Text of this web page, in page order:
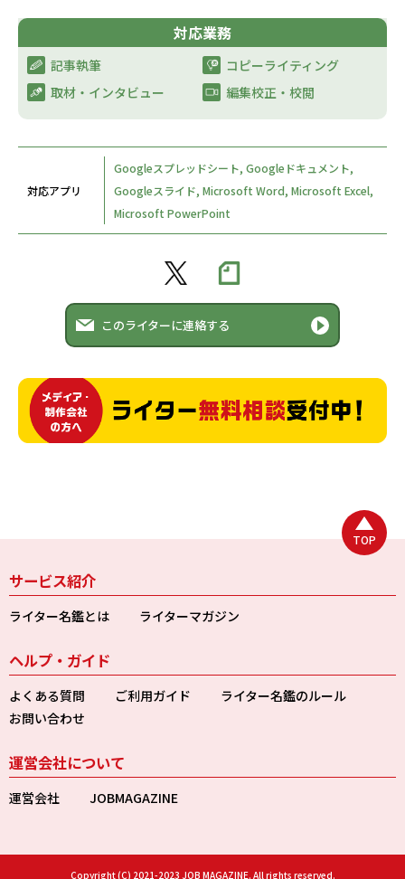
対応業務
記事執筆
コピーライティング
取材・インタビュー​
編集校正・校閲
対応アプリ
Googleスプレッドシート, Googleドキュメント,
Googleスライド, Microsoft Word, Microsoft Excel,
Microsoft PowerPoint
このライターに連絡する
TOP
サービス紹介
ライター名鑑とは ライターマガジン
ヘルプ・ガイド
よくある質問 ご利用ガイド
ライター名鑑のルール
お問い合わせ
運営会社について
運営会社 JOBMAGAZINE
Copyright (C) 2021-2023 JOB MAGAZINE. All rights reserved.